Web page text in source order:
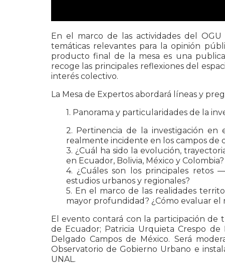
En el marco de las actividades del
temáticas relevantes para la opinión
producto final de la mesa es una
recoge las principales reflexiones del
interés colectivo.
La Mesa de Expertos abordará líneas y
1. Panorama y particularidades de la
2. Pertinencia de la investigación en
realmente incidente en los campos de
3. ¿Cuál ha sido la evolución,
en Ecuador, Bolivia, México y Colombia?
4. ¿Cuáles son los principales retos
estudios urbanos y regionales?
5. En el marco de las realidades
mayor profundidad? ¿Cómo evaluar el
El evento contará con la participación
de Ecuador; Patricia Urquieta Crespo de
Delgado Campos de México. Será
Observatorio de Gobierno Urbano e
UNAL.